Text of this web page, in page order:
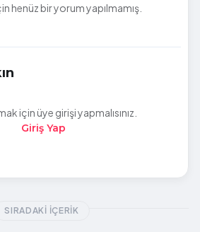
henüz bir yorum yapılmamış.
için üye girişi yapmalısınız.
Giriş Yap
SIRADAKI İÇERIK